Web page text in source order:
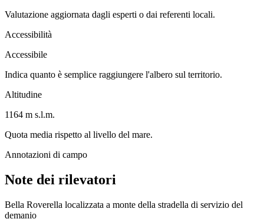
Valutazione aggiornata dagli esperti o dai referenti locali.
Accessibilità
Accessibile
Indica quanto è semplice raggiungere l'albero sul territorio.
Altitudine
1164 m s.l.m.
Quota media rispetto al livello del mare.
Annotazioni di campo
Note dei rilevatori
Bella Roverella localizzata a monte della stradella di servizio del
demanio